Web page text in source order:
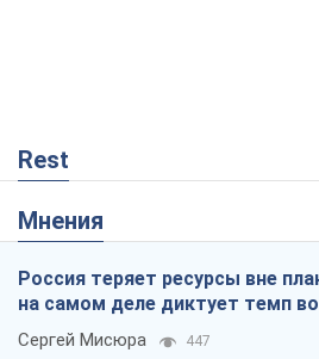
Rest
Мнения
Россия теряет ресурсы вне
на самом деле диктует темп
Сергей Мисюра 447